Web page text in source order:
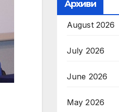
Архиви
August 2026
July 2026
June 2026
May 2026